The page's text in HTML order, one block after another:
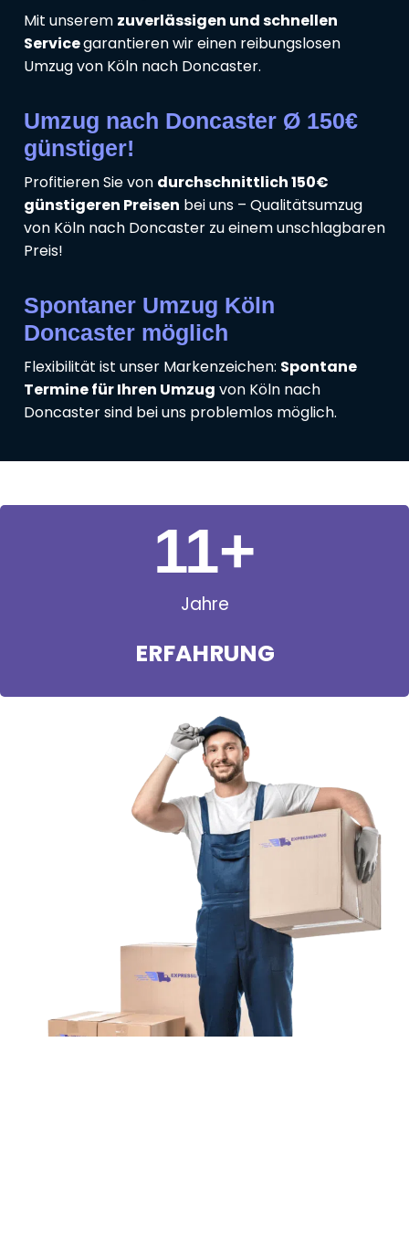
Mit unserem zuverlässigen und schnellen
Servicegarantieren wir einen reibungslosen
Umzug von Köln nach Doncaster.
Umzug nach Doncaster Ø 150€
günstiger!
Profitieren Sie von durchschnittlich 150€
günstigeren Preisen bei uns – Qualitätsumzug
von Köln nach Doncaster zu einem unschlagbaren
Preis!
Spontaner Umzug Köln
Doncaster möglich
Flexibilität ist unser Markenzeichen: Spontane
Termine für Ihren Umzug von Köln nach
Doncaster sind bei uns problemlos möglich.
Jahre
ERFAHRUNG
11+